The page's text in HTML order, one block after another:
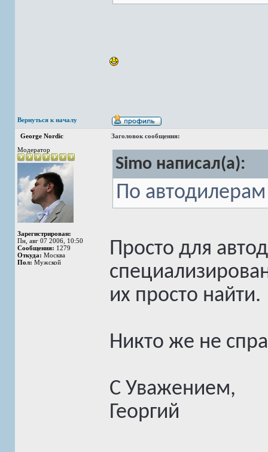
Вернуться к началу
George Nordic
Заголовок сообщения:
Модератор
Зарегистрирован:
Пн, авг 07 2006, 10:50
Сообщения: 1279
Откуда: Москва
Пол: Мужской
Simo написал(а):
По автодилерам
Просто для
их просто найти.
Никто же не
С Уважением,
Георгий